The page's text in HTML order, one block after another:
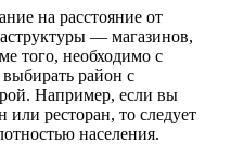
на расстояние от
— магазинов,
того, необходимо с
район с
Например, если вы
или ресторан, то следует
населения.